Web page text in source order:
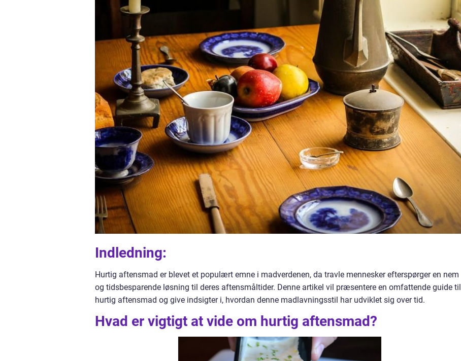
Indledning:
Hurtig aftensmad er blevet et populært emne i madverdenen, da travle mennesker efterspørger en nem
og tidsbesparende løsning til deres aftensmåltider. Denne artikel vil præsentere en omfattende guide til
hurtig aftensmad og give indsigter i, hvordan denne madlavningsstil har udviklet sig over tid.
Hvad er vigtigt at vide om hurtig aftensmad?